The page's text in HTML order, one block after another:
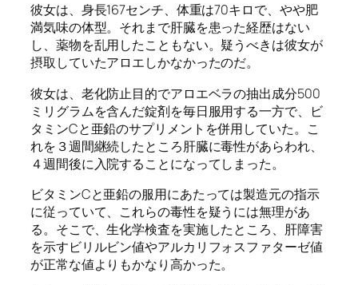
彼女は、身長167センチ、体重は70キロで、やや肥
満気味の体型。それまで肝臓を患った経歴はない
し、薬物を乱用したこともない。疑うべきは彼女が
摂取していたアロエしかなかったのだ。
彼女は、老化防止目的でアロエベラの抽出成分500
ミリグラムを含んだ錠剤を毎日服用する一方で、ビ
タミンCと亜鉛のサプリメントを併用していた。こ
れを３週間継続したところ肝臓に毒性があらわれ、
４週間後に入院することになってしまった。
ビタミンCと亜鉛の服用にあたっては製造元の指示
に従っていて、これらの毒性を疑うには無理があ
る。そこで、生化学検査を実施したところ、肝障害
を示すビリルビン値やアルカリフォスファターゼ値
が正常な値よりもかなり高かった。